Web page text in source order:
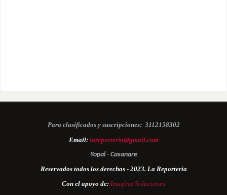
Para clasificados y suscripciones: 3112158302
Email: lareporteria@gmail.com
Yopal - Casanare
Reservados todos los derechos - 2023. La Reportería
Con el apoyo de: Imagina Soluciones